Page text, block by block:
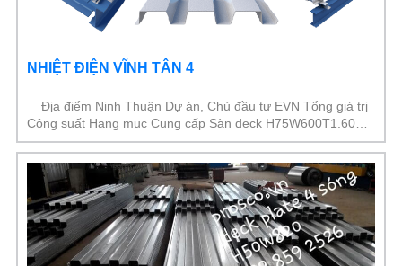
NHIỆT ĐIỆN VĨNH TÂN 4
Địa điểm Ninh Thuận Dự án, Chủ đầu tư EVN Tổng giá trị
Công suất Hạng mục Cung cấp Sàn deck H75W600T1.60
Khối lượng 3.500 M2 Thời gian